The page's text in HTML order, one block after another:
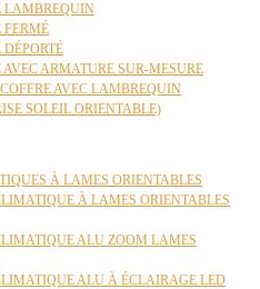
LAMBREQUIN
FERMÉ
DÉPORTÉ
AVEC ARMATURE SUR-MESURE
AVEC LAMBREQUIN
SOLEIL ORIENTABLE)
À LAMES ORIENTABLES
À LAMES ORIENTABLES
ALU ZOOM LAMES
ALU À ÉCLAIRAGE LED